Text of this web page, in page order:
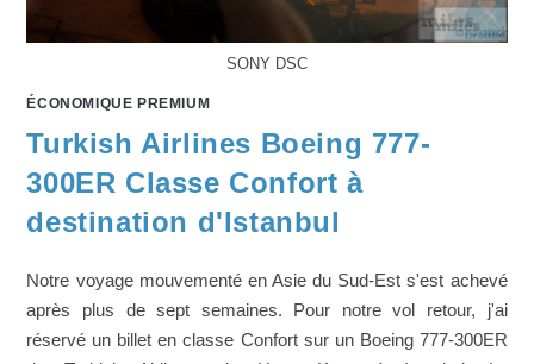
SONY DSC
ÉCONOMIQUE PREMIUM
Turkish Airlines Boeing 777-
300ER Classe Confort à
destination d'Istanbul
Notre voyage mouvementé en Asie du Sud-Est s'est achevé
après plus de sept semaines. Pour notre vol retour, j'ai
réservé un billet en classe Confort sur un Boeing 777-300ER